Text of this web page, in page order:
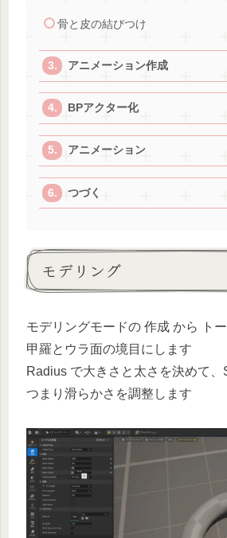
骨と皮の結びつけ
アニメーション作成
BPアクター化
アニメーション
つづく
モデリング
モデリングモードの 作成 から ト
甲羅とウラ面の境目にします
Radius で大きさと太さを決めて
つまり滑らかさを調整します